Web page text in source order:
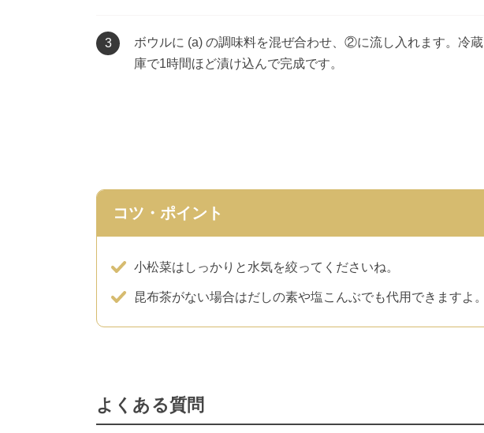
3
ボウルに (a) の調味料を混ぜ合わせ、②に流し入れます。冷蔵
庫で1時間ほど漬け込んで完成です。
コツ・ポイント
小松菜はしっかりと水気を絞ってくださいね。
昆布茶がない場合はだしの素や塩こんぶでも代用できますよ。
よくある質問